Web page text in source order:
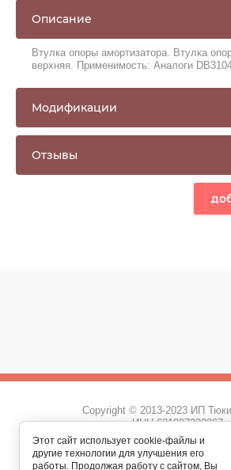
Описание
Втулка опоры амортизатора. Втулка
верхняя. Применимость: Аналоги
Модификации
Отзывы
Copyright © 2013-2023 ИП
ИНН 631907322367
+7 (927) 260 33 80
+7 (846) 990 33 80
Этот сайт использует cookie-файлы и
другие технологии для улучшения его
работы. Продолжая работу с сайтом, Вы